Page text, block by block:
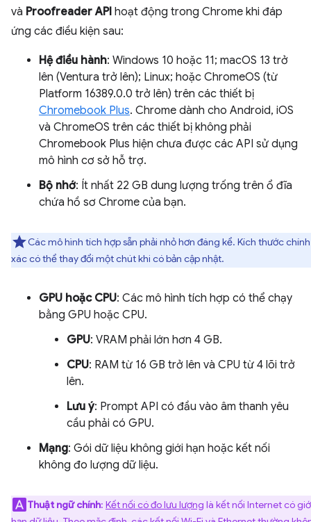
và Proofreader API hoạt động trong Chrome khi đáp
ứng các điều kiện sau:
Hệ điều hành: Windows 10 hoặc 11; macOS 13 trở
lên (Ventura trở lên); Linux; hoặc ChromeOS (từ
Platform 16389.0.0 trở lên) trên các thiết bị
Chromebook Plus. Chrome dành cho Android, iOS
và ChromeOS trên các thiết bị không phải
Chromebook Plus hiện chưa được các API sử dụng
mô hình cơ sở hỗ trợ.
Bộ nhớ: Ít nhất 22 GB dung lượng trống trên ổ đĩa
chứa hồ sơ Chrome của bạn.
Các mô hình tích hợp sẵn phải nhỏ hơn đáng kể. Kích thước chính
xác có thể thay đổi một chút khi có bản cập nhật.
GPU hoặc CPU: Các mô hình tích hợp có thể chạy
bằng GPU hoặc CPU.
GPU: VRAM phải lớn hơn 4 GB.
CPU: RAM từ 16 GB trở lên và CPU từ 4 lõi trở
lên.
Lưu ý: Prompt API có đầu vào âm thanh yêu
cầu phải có GPU.
Mạng: Gói dữ liệu không giới hạn hoặc kết nối
không đo lượng dữ liệu.
Thuật ngữ chính: Kết nối có đo lưu lượng là kết nối Internet có